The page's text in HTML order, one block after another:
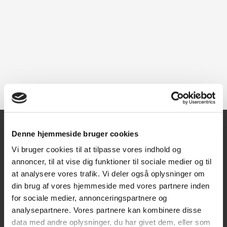
Denne hjemmeside bruger cookies
Vi bruger cookies til at tilpasse vores indhold og
annoncer, til at vise dig funktioner til sociale medier og til
at analysere vores trafik. Vi deler også oplysninger om
din brug af vores hjemmeside med vores partnere inden
for sociale medier, annonceringspartnere og
analysepartnere. Vores partnere kan kombinere disse
data med andre oplysninger, du har givet dem, eller som
Kontakt
Knullen 22
5260 Odense S
CVR: DK66212319